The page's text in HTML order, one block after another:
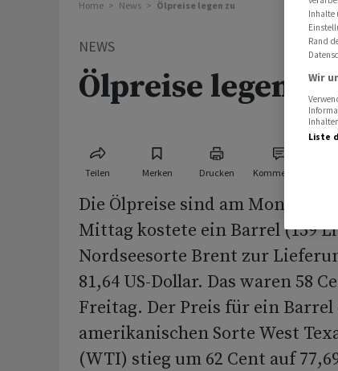
Home News Ölpreise legen zu
NEWS
Ölpreise legen zu
Teilen Merken Drucken Kommentare
Die Ölpreise sind am Montag
Mittag kostete ein Barrel (159
Nordseesorte Brent zur
81,64 US-Dollar. Das waren 58
Freitag. Der Preis für ein Barrel
amerikanischen Sorte West
(WTI) stieg um 62 Cent auf
Inhalte
Rand
Wir
Liste